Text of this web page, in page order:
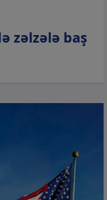
zəlzələ baş